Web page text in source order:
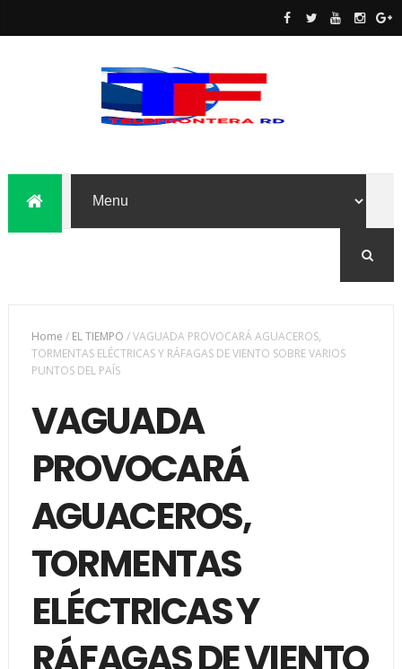
Home / EL TIEMPO /VAGUADA PROVOCARÁ AGUACEROS,
TORMENTAS ELÉCTRICAS Y RÁFAGAS DE VIENTO SOBRE VARIOS
PUNTOS DEL PAÍS
VAGUADA
PROVOCARÁ
AGUACEROS,
TORMENTAS
ELÉCTRICAS Y
RÁFAGAS DE VIENTO